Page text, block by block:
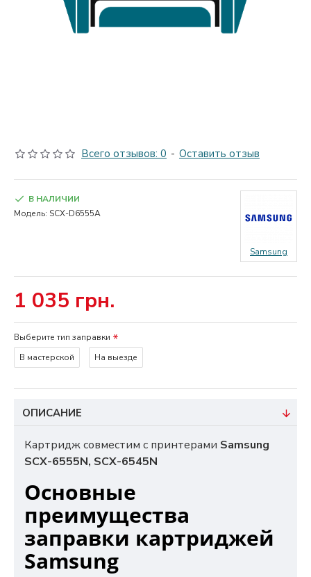
Всего отзывов: 0 - Оставить отзыв
1 035 грн.
В НАЛИЧИИ
Модель: SCX-D6555A
Samsung
Выберите тип заправки
В мастерской
На выезде
ОПИСАНИЕ
Картридж совместим с принтерами Samsung
SCX-6555N, SCX-6545N
Основные
преимущества
заправки картриджей
Samsung